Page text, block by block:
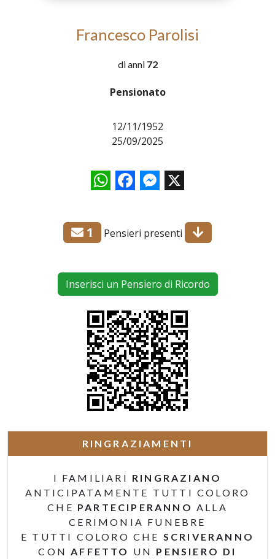
Francesco Parolisi
di anni 72
Pensionato
12/11/1952
25/09/2025
WhatsAppFacebookMessenger
X
1 Pensieri presenti
Inserisci un Pensiero di Ricordo
RINGRAZIAMENTI
I FAMILIARI RINGRAZIANO
ANTICIPATAMENTE TUTTI COLORO
CHE PARTECIPERANNO ALLA
CERIMONIA FUNEBRE
E TUTTI COLORO CHE SCRIVERANNO
CONAFFETTO UN PENSIERO DI